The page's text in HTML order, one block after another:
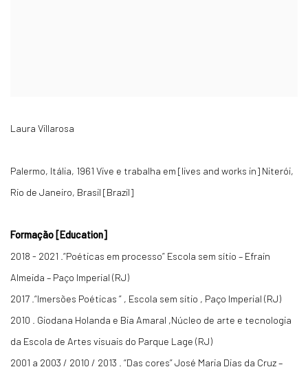
Laura Villarosa
Palermo, Itália, 1961 Vive e trabalha em [lives and works in] Niterói,
Rio de Janeiro, Brasil [Brazil]
Formação [Education]
2018 - 2021 .“Poéticas em processo” Escola sem sítio – Efrain
Almeida – Paço Imperial (RJ)
2017 .“Imersões Poéticas ” , Escola sem sítio , Paço Imperial (RJ)
2010 . Giodana Holanda e Bia Amaral ,Núcleo de arte e tecnologia
da Escola de Artes visuais do Parque Lage (RJ)
2001 a 2003 / 2010 / 2013 . “Das cores” José Maria Dias da Cruz –